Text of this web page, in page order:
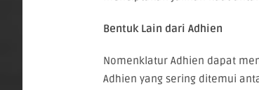
Bentuk Lain dari Adhien
Nomenklatur Adhien dapat
Adhien yang sering ditemui